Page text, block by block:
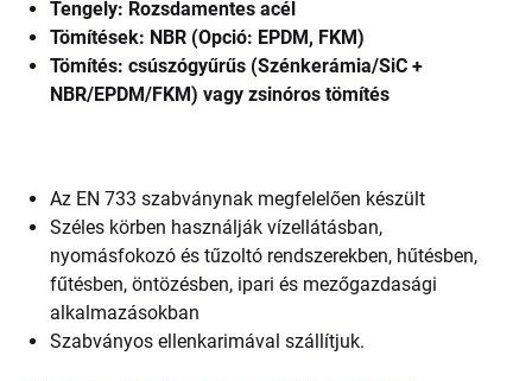
Tengely: Rozsdamentes acél
Tömítések: NBR (Opció: EPDM, FKM)
Tömítés: csúszógyűrűs (Szénkerámia/SiC +
NBR/EPDM/FKM) vagy zsinóros tömítés
Az EN 733 szabványnak megfelelően készült
Széles körben használják vízellátásban,
nyomásfokozó és tűzoltó rendszerekben, hűtésben,
fűtésben, öntözésben, ipari és mezőgazdasági
alkalmazásokban
Szabványos ellenkarimával szállítjuk.